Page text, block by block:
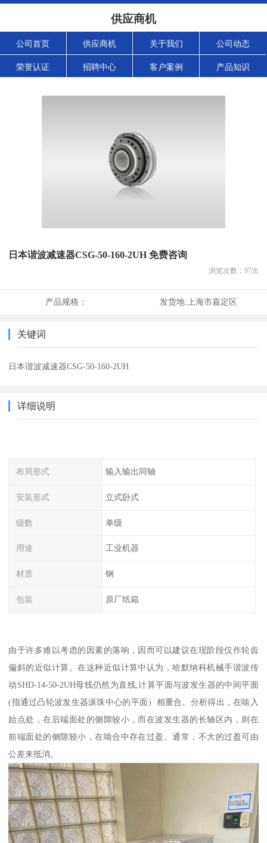
供应商机
公司首页 供应商机 关于我们 公司动态
荣誉认证 招聘中心 客户案例 产品知识
日本谐波减速器CSG-50-160-2UH 免费咨询
浏览次数： 97次
产品规格： 发货地: 上海市嘉定区
关键词
日本谐波减速器CSG-50-160-2UH
详细说明
布局形式 输入输出同轴
安装形式 立式卧式
级数 单级
用途 工业机器
材质 钢
包装 原厂纸箱
由于许多难以考虑的因素的落响，因而可以建议在现阶段仅作轮齿
偏斜的近似计算。在这种近似计算中认为，哈默纳科机械手谐波传
动SHD-14-50-2UH母线仍然为直线,计算平面与波发生器的中间平面
(指通过凸轮波发生器滚珠中心的平面）相重合。分析得出，在啮入
始点处，在后端面处的侧隙较小，而在波发生器的长轴区内，则在
前端面处的侧隙较小，在啮合中存在过盈。通常，不大的过盈可由
公差来抵消。